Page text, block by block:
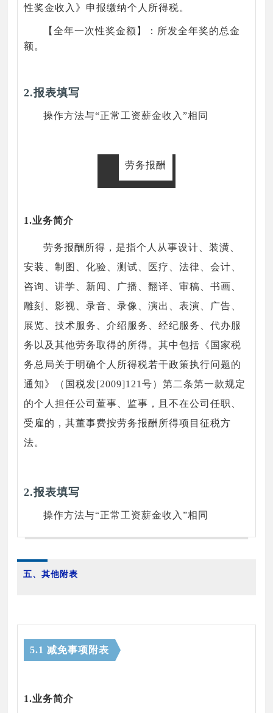
性奖金收入》申报缴纳个人所得税。
【全年一次性奖金额】：所发全年奖的总金
额。
2.报表填写
操作方法与“正常工资薪金收入”相同
劳务报酬
1.业务简介
劳务报酬所得，是指个人从事设计、装潢、
安装、制图、化验、测试、医疗、法律、会计、
咨询、讲学、新闻、广播、翻译、审稿、书画、
雕刻、影视、录音、录像、演出、表演、广告、
展览、技术服务、介绍服务、经纪服务、代办服
务以及其他劳务取得的所得。其中包括《国家税
务总局关于明确个人所得税若干政策执行问题的
通知》（国税发[2009]121号）第二条第一款规定
的个人担任公司董事、监事，且不在公司任职、
受雇的，其董事费按劳务报酬所得项目征税方
法。
2.报表填写
操作方法与“正常工资薪金收入”相同
五、其他附表
5.1 减免事项附表
1.业务简介